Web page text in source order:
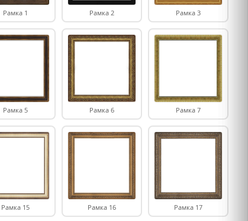
Рамка 1 Рамка 2 Рамка 3
Рамка 5 Рамка 6 Рамка 7
Рамка 15 Рамка 16 Рамка 17